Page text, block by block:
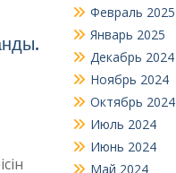
Февраль 2025
Январь 2025
Декабрь 2024
Ноябрь 2024
Октябрь 2024
Июль 2024
Июнь 2024
Май 2024